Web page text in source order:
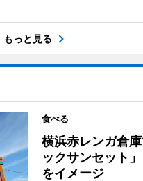
もっと見る
食べる
横浜赤レンガ倉
ックサンセット
をイメージ